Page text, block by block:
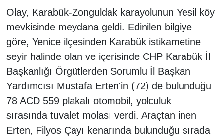
Olay, Karabük-Zonguldak karayolunun Yesil köy
mevkisinde meydana geldi. Edinilen bilgiye
göre, Yenice ilçesinden Karabük istikametine
seyir halinde olan ve içerisinde CHP Karabük İl
Başkanlığı Örgütlerden Sorumlu İl Başkan
Yardımcısı Mustafa Erten'in (72) de bulunduğu
78 ACD 559 plakalı otomobil, yolculuk
sırasında tuvalet molası verdi. Araçtan inen
Erten, Filyos Çayı kenarında bulunduğu sırada